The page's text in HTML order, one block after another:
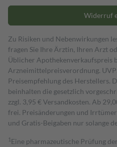
Widerruf
Zu Risiken und Nebenwirkungen
fragen Sie Ihre Ärztin, Ihren Arzt
Üblicher Apothekenverkaufspreis
Arzneimittelpreisverordnung.
Preisempfehlung des Herstellers.
beinhalten die gesetzlich
zzgl. 3,95 € Versandkosten. Ab
frei. Preisänderungen und
und Gratis-Beigaben nur solange
1 Eine pharmazeutische Prüfung